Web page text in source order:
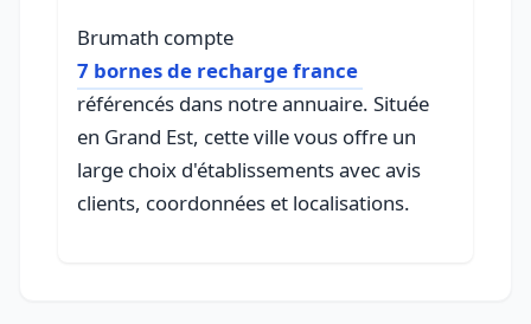
Brumath compte
7 bornes de recharge france
référencés dans notre annuaire. Située
en Grand Est, cette ville vous offre un
large choix d'établissements avec avis
clients, coordonnées et localisations.